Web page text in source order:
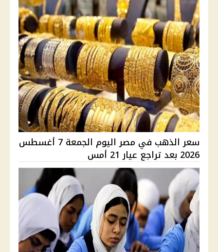
سعر الذهب في مصر اليوم الجمعة 7 أغسطس
2026 بعد تراجع عيار 21 أمس